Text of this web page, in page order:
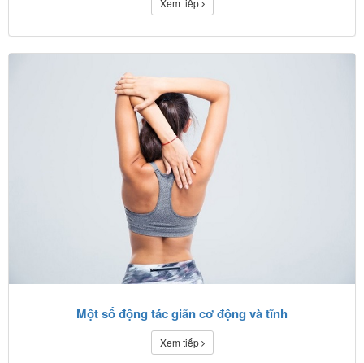
Một số động tác giãn cơ động và tĩnh
Xem tiếp